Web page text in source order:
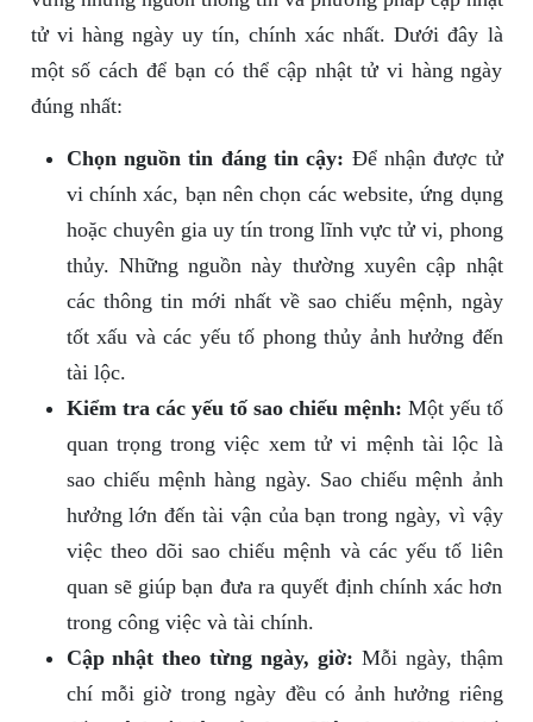
tử vi hàng ngày uy tín, chính xác nhất. Dưới đây là
một số cách để bạn có thể cập nhật tử vi hàng ngày
đúng nhất:
Chọn nguồn tin đáng tin cậy: Để nhận được tử
vi chính xác, bạn nên chọn các website, ứng dụng
hoặc chuyên gia uy tín trong lĩnh vực tử vi, phong
thủy. Những nguồn này thường xuyên cập nhật
các thông tin mới nhất về sao chiếu mệnh, ngày
tốt xấu và các yếu tố phong thủy ảnh hưởng đến
tài lộc.
Kiểm tra các yếu tố sao chiếu mệnh: Một yếu tố
quan trọng trong việc xem tử vi mệnh tài lộc là
sao chiếu mệnh hàng ngày. Sao chiếu mệnh ảnh
hưởng lớn đến tài vận của bạn trong ngày, vì vậy
việc theo dõi sao chiếu mệnh và các yếu tố liên
quan sẽ giúp bạn đưa ra quyết định chính xác hơn
trong công việc và tài chính.
Cập nhật theo từng ngày, giờ: Mỗi ngày, thậm
chí mỗi giờ trong ngày đều có ảnh hưởng riêng